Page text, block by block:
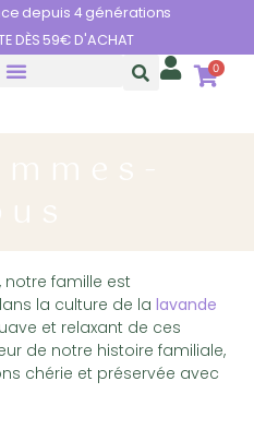
depuis 4 générations
DÈS 59€ D'ACHAT
0
famille est
la culture de lalavande
et relaxant de ces
de notre histoire familiale,
chérie et préservée avec